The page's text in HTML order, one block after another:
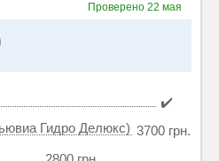
Проверено 22 мая
✔️
Гидро Делюкс) 3700 грн.